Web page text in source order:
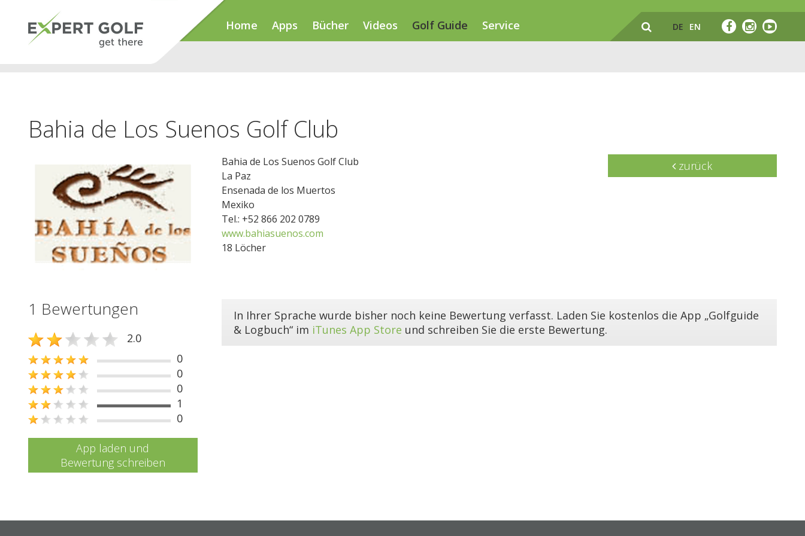
Home Apps Bücher Videos Golf Guide Service DE EN
Bahia de Los Suenos Golf Club
Bahia de Los Suenos Golf Club
La Paz
Ensenada de los Muertos
Mexiko
Tel.: +52 866 202 0789
www.bahiasuenos.com
18 Löcher
zurück
1 Bewertungen
2.0
0
0
0
1
0
App laden und
Bewertung schreiben
In Ihrer Sprache wurde bisher noch keine Bewertung verfasst. Laden Sie kostenlos die App „Golfguide
& Logbuch“ im iTunes App Store und schreiben Sie die erste Bewertung.